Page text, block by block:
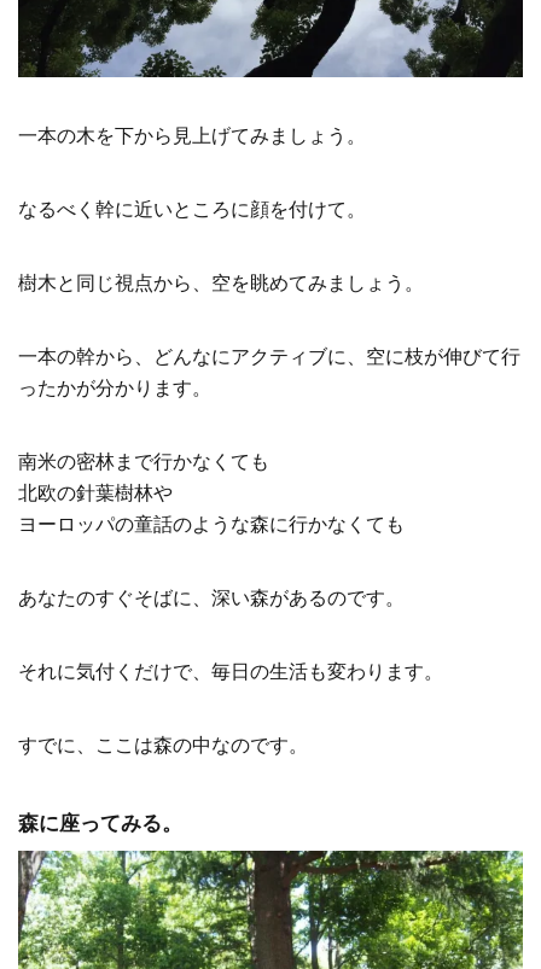
一本の木を下から見上げてみましょう。
なるべく幹に近いところに顔を付けて。
樹木と同じ視点から、空を眺めてみましょう。
一本の幹から、どんなにアクティブに、空に枝が伸びて行
ったかが分かります。
南米の密林まで行かなくても
北欧の針葉樹林や
ヨーロッパの童話のような森に行かなくても
あなたのすぐそばに、深い森があるのです。
それに気付くだけで、毎日の生活も変わります。
すでに、ここは森の中なのです。
森に座ってみる。